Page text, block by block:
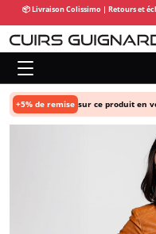
📦 Livraison Colissimo | Retours et
+5% de remise sur ce produit en